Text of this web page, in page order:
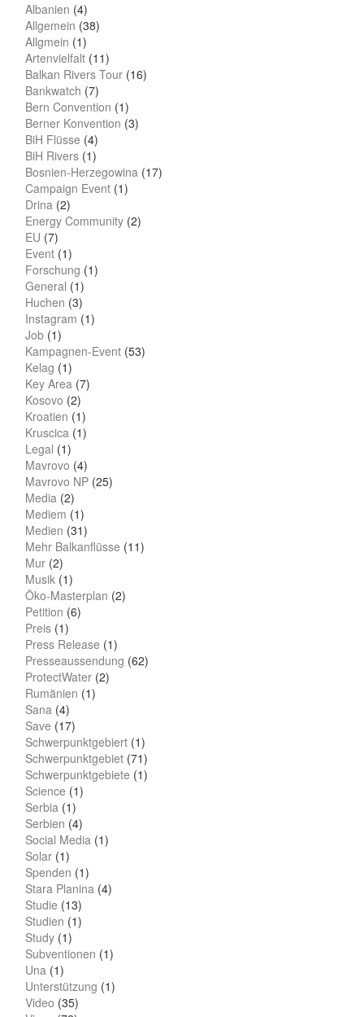
Albanien (4)
Allgemein (38)
Allgmein (1)
Artenvielfalt (11)
Balkan Rivers Tour (16)
Bankwatch (7)
Bern Convention (1)
Berner Konvention (3)
BiH Flüsse (4)
BiH Rivers (1)
Bosnien-Herzegowina (17)
Campaign Event (1)
Drina (2)
Energy Community (2)
EU (7)
Event (1)
Forschung (1)
General (1)
Huchen (3)
Instagram (1)
Job (1)
Kampagnen-Event (53)
Kelag (1)
Key Area (7)
Kosovo (2)
Kroatien (1)
Kruscica (1)
Legal (1)
Mavrovo (4)
Mavrovo NP (25)
Media (2)
Mediem (1)
Medien (31)
Mehr Balkanflüsse (11)
Mur (2)
Musik (1)
Öko-Masterplan (2)
Petition (6)
Preis (1)
Press Release (1)
Presseaussendung (62)
ProtectWater (2)
Rumänien (1)
Sana (4)
Save (17)
Schwerpunktgebiert (1)
Schwerpunktgebiet (71)
Schwerpunktgebiete (1)
Science (1)
Serbia (1)
Serbien (4)
Social Media (1)
Solar (1)
Spenden (1)
Stara Planina (4)
Studie (13)
Studien (1)
Study (1)
Subventionen (1)
Una (1)
Unterstützung (1)
Video (35)